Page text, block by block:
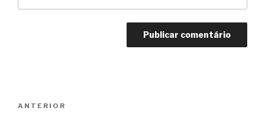
Anterior
ANTERIOR